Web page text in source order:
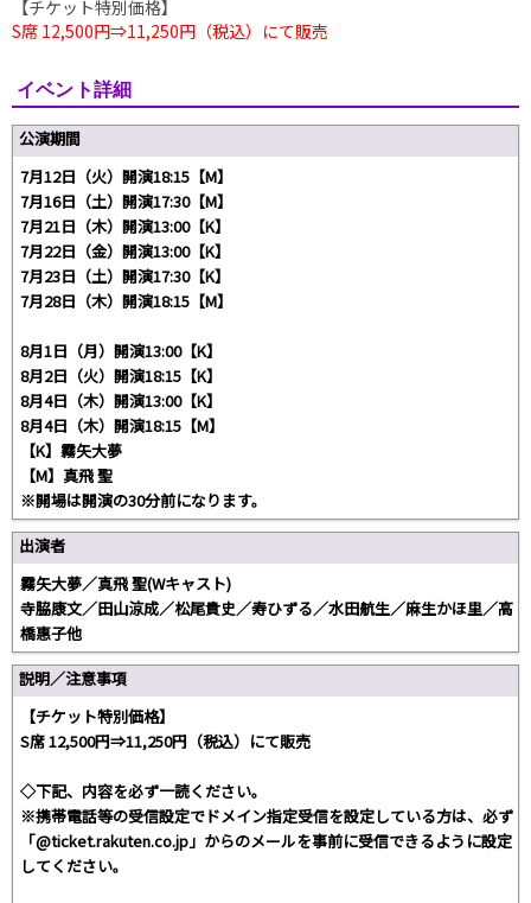
【チケット特別価格】
S席 12,500円⇒11,250円（税込） にて販売
イベント詳細
公演期間
7月12日（火）開演18:15【M】
7月16日（土）開演17:30【M】
7月21日（木）開演13:00【K】
7月22日（金）開演13:00【K】
7月23日（土）開演17:30【K】
7月28日（木）開演18:15【M】
8月1日（月）開演13:00【K】
8月2日（火）開演18:15【K】
8月4日（木）開演13:00【K】
8月4日（木）開演18:15【M】
【K】霧矢大夢
【M】真飛 聖
※開場は開演の30分前になります。
出演者
霧矢大夢／真飛 聖(Wキャスト)
寺脇康文／田山涼成／松尾貴史／寿ひずる／水田航生／麻生かほ里／高
橋惠子他
説明／注意事項
【チケット特別価格】
S席 12,500円⇒11,250円（税込）にて販売
◇下記、内容を必ず一読ください。
※携帯電話等の受信設定でドメイン指定受信を設定している方は、必ず
「@ticket.rakuten.co.jp」からのメールを事前に受信できるように設定
してください。